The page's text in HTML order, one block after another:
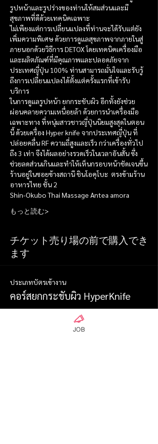
รูปหน้าและรูปร่างของท่านให้สมส่วนและมี
สุขภาพที่ดีด้วยเทคนิคเฉพาะ
ไม่เพียงแต่การเปลี่ยนแปลงที่ท่านจะได้รับแต่ยัง
เพิ่มความพิเศษ ด้วยการดูแลสุขภาพจากภายในสู่
ภายนอกด้วยวิธีการ DETOX โดยเทคนิคเครื่องมือ
และผลิตภัณฑ์ที่มีคุณภาพและปลอดภัยจาก
ประเทศญี่ปุ่น 100% ท่านสามารถมั่นใจและรับรู้
ถึงการเปลี่ยนแปลงได้ตั้งแต่ครั้งแรกที่เข้ารับ
บริการ
ในการดูแลรูปหน้า ยกกระชับผิว อีกทั้งยังช่วย
ผ่อนคลายความเหนื่อยล้า ด้วยการนำเครื่องมือ
เฉพาะทาง ที่หนุ่มสาวชาวญี่ปุ่นนิยมสูงสุดในตอน
นี้ ด้วยเครื่อง Hyper knife จากประเทศญี่ปุ่น ที่
ปล่อยคลื่น RF ความถี่สูงและเร็ว กว่าเครื่องทั่วไป
ถึง 3 เท่า จึงได้ผลอย่างรวดเร็วในเวลาอันสั้น ซึ่ง
ช่วยลดส่วนเกินและทำให้เห็นกรอบหน้าชัดเจนขึ้น
ร้านอยู่ในซอยข้างสถานี ชินโอคุโบะ  ตรงข้ามร้าน
อาหารไทย ชั้น 2
Shin-Okubo Thai Massage Antea amora
もっと読む>
チケット売り場の前で購入でき
ます
ประเภทบัตรเข้างาน
คอร์สยกกระชับผิว HyperKnife
JOB